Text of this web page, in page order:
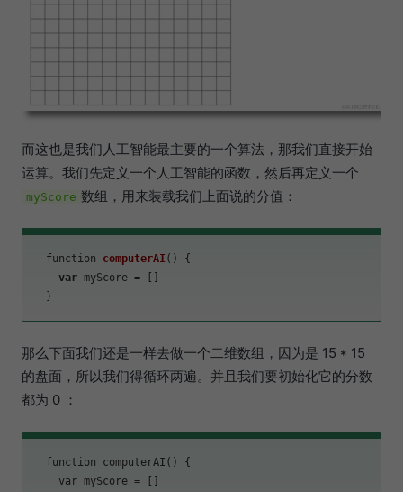
而这也是我们人工智能最主要的一个算法，那我们直接开始
运算。我们先定义一个人工智能的函数，然后再定义一个
myScore 数组，用来装载我们上面说的分值：
function computerAI ()
{
var myScore = []
那么下面我们还是一样去做一个二维数组，因为是 15 * 15
的盘面，所以我们得循环两遍。并且我们要初始化它的分数
都为 0 ：
  function computerAI() {
    var
myScore = []